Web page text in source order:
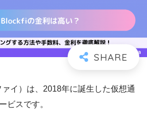
イ）は、2018年に誕生した仮想通
ビスです。